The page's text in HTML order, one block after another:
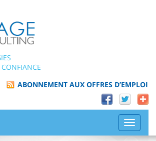
CONFIANCE
ABONNEMENT AUX OFFRES D’EMPLOI
la